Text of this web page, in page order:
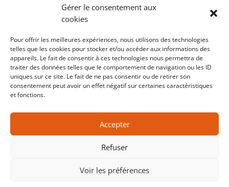
Gérer le consentement aux
cookies
Pour offrir les meilleures expériences, nous utilisons des technologies
telles que les cookies pour stocker et/ou accéder aux informations des
appareils. Le fait de consentir à ces technologies nous permettra de
traiter des données telles que le comportement de navigation ou les ID
uniques sur ce site. Le fait de ne pas consentir ou de retirer son
consentement peut avoir un effet négatif sur certaines caractéristiques
et fonctions.
Accepter
Refuser
Voir les préférences
SUIVEZ-NOUS SUR LES RÉSEAUX
/cfdtefs
cfdt-efs
MENTIONS LÉGALES
POLITIQUE DE COOKIES